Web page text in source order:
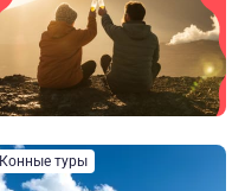
Конные туры